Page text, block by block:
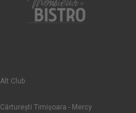
Alt Club
Cărtureşti Timişoara - Mercy